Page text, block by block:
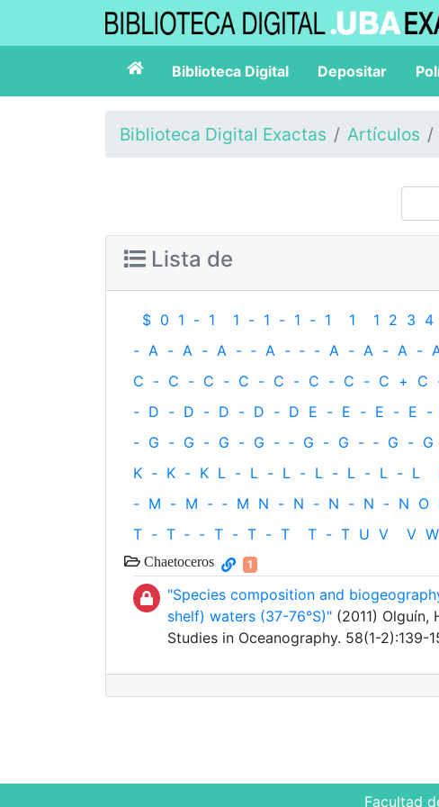
Biblioteca Digital Depositar
Biblioteca Digital Exactas Artículos
Lista de
$ 0 1 - 1 1 - 1 - 1 - 1 1 1 2 3 4
- A - A - A - ‐ A - ‐ - A - A - A -
C - C - C - C - C - C - C - C + C
- D - D - D - D - D E - E - E - E -
- G - G - G - G - ‐ G - G - ‐ G - G
K - K - K L - L - L - L - L - L - L
- M - M - ‐ M N - N - N - N - N O
T - T ‐ - T - T - T T - T U V V W
Chaetoceros 1
"Species composition and
shelf) waters (37-76°S)" (2011) Olguín,
Studies in Oceanography. 58(1-2):139-
Facultad